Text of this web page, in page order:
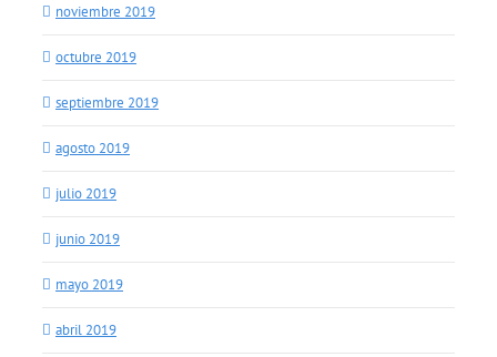
noviembre 2019
octubre 2019
septiembre 2019
agosto 2019
julio 2019
junio 2019
mayo 2019
abril 2019